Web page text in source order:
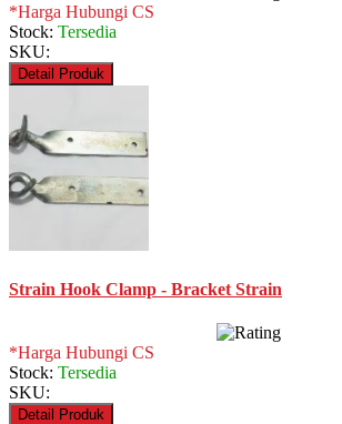
*Harga Hubungi CS
Stock: Tersedia
SKU:
Detail Produk
Strain Hook Clamp - Bracket Strain
*Harga Hubungi CS
Stock: Tersedia
SKU:
Detail Produk